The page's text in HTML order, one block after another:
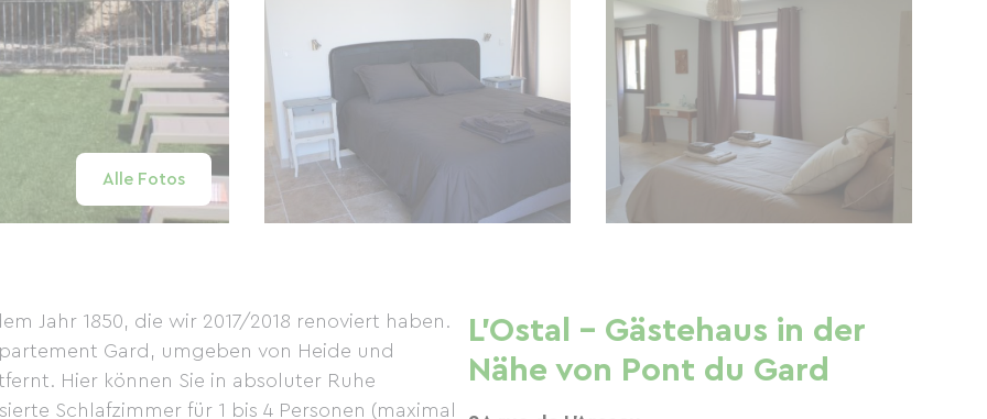
Alle Fotos
Jahr 1850, die wir 2017/2018 renoviert haben.
Gard, umgeben von Heide und
Hier können Sie in absoluter Ruhe
Schlafzimmer für 1 bis 4 Personen (maximal
L'Ostal - Gästehaus in der
Nähe von Pont du Gard